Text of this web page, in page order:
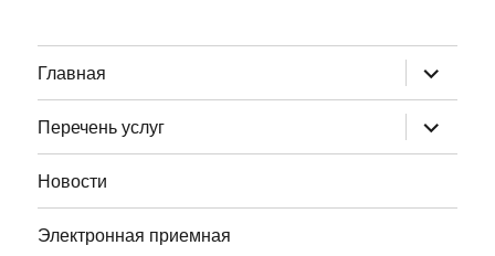
Главная раскрыть
дочернее
меню
Перечень услуг
раскрыть
дочернее
меню
Новости
Электронная приемная